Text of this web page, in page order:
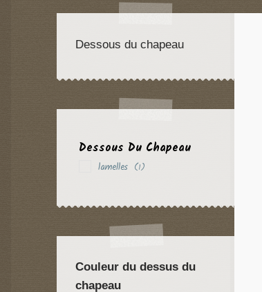
Dessous du chapeau
Dessous Du Chapeau
lamelles (1)
Couleur du dessus du
chapeau